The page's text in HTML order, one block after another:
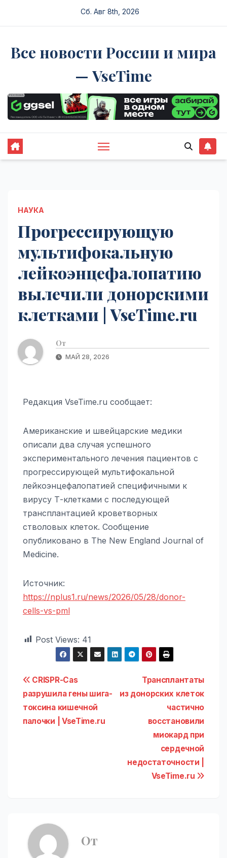
Сб. Авг 8th, 2026
Все новости России и мира
— VseTime
НАУКА
Прогрессирующую
мультифокальную
лейкоэнцефалопатию
вылечили донорскими
клетками | VseTime.ru
От
МАЙ 28, 2026
Редакция VseTime.ru сообщает:
Американские и швейцарские медики
описали два случая успешного
экспериментального лечения пациентов с
прогрессирующей мультифокальной
лейкоэнцефалопатией специфичными к
вирусу Т-клетками с последующей
трансплантацией кроветворных
стволовых клеток. Сообщение
опубликовано в The New England Journal of
Medicine.
Источник:
https://nplus1.ru/news/2026/05/28/donor-
cells-vs-pml
Post Views: 41
Навигация
по
записям
Трансплантаты
из донорских клеток
частично
восстановили
миокард при
сердечной
недостаточности |
VseTime.ru
CRISPR-Cas
разрушила гены шига-
токсина кишечной
палочки | VseTime.ru
От